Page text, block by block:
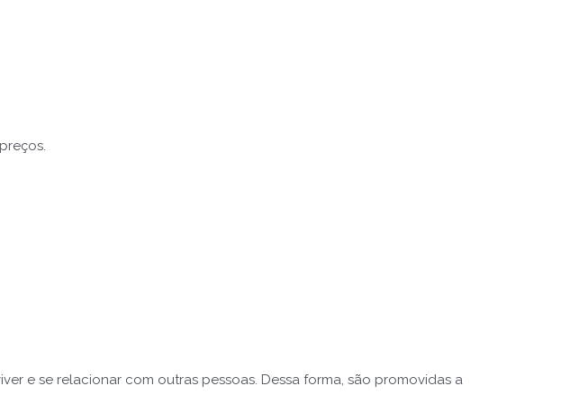
e se relacionar com outras pessoas. Dessa forma, são promovidas a